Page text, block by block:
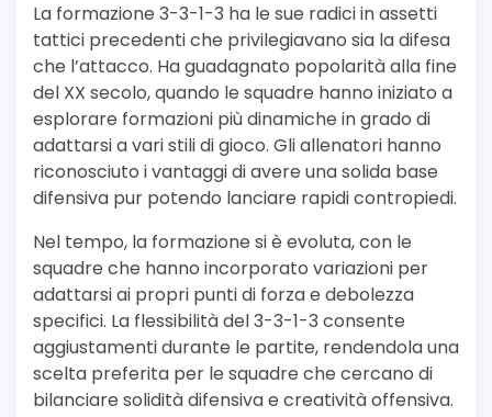
La formazione 3-3-1-3 ha le sue radici in assetti
tattici precedenti che privilegiavano sia la difesa
che l’attacco. Ha guadagnato popolarità alla fine
del XX secolo, quando le squadre hanno iniziato a
esplorare formazioni più dinamiche in grado di
adattarsi a vari stili di gioco. Gli allenatori hanno
riconosciuto i vantaggi di avere una solida base
difensiva pur potendo lanciare rapidi contropiedi.
Nel tempo, la formazione si è evoluta, con le
squadre che hanno incorporato variazioni per
adattarsi ai propri punti di forza e debolezza
specifici. La flessibilità del 3-3-1-3 consente
aggiustamenti durante le partite, rendendola una
scelta preferita per le squadre che cercano di
bilanciare solidità difensiva e creatività offensiva.